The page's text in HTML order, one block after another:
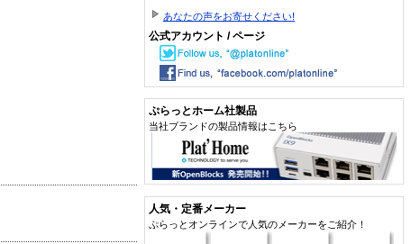
あなたの声をお寄せください!
公式アカウント / ページ
ぷらっとホーム社製品
当社ブランドの製品情報はこちら
人気・定番メーカー
ぷらっとオンラインで人気のメーカーをご紹介！